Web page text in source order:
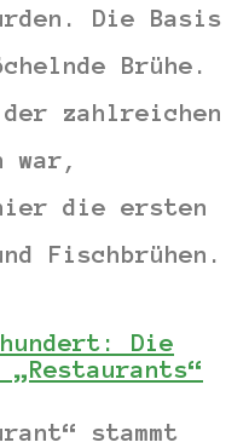
Die Basis
Brühe.
der zahlreichen
war,
die ersten
Fischbrühen .
Die
„Restaurants“
stammt